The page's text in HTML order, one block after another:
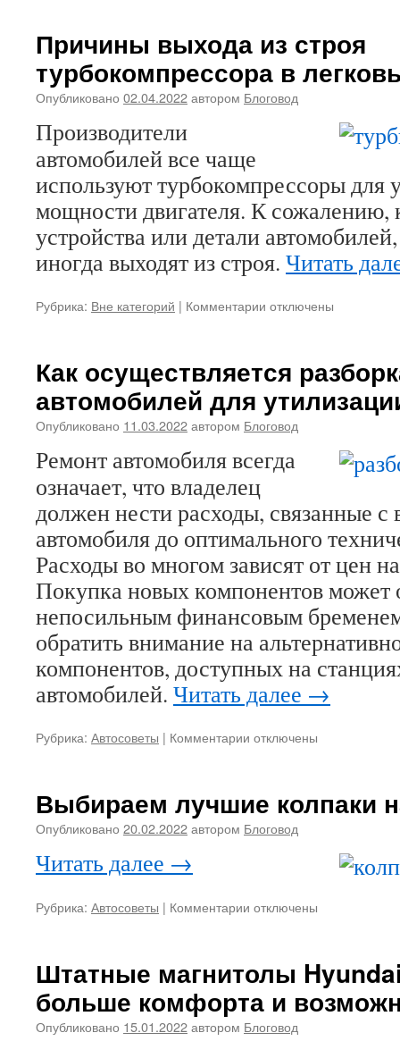
автомобиль
с
японского
рынка?
Причины выхода из строя
турбокомпрессора в
Опубликовано 02.04.2022автором Блоговод
Производители
автомобилей все чаще
используют турбокомпрессоры для
мощности двигателя. К сожалению,
устройства или детали
иногда выходят из строя. Читать
Рубрика: Вне категорий | Комментарии к
из
строя
турбокомпрессора
в
автомобилях
отключены
Как осуществляется
автомобилей для
Опубликовано 11.03.2022автором Блоговод
Ремонт автомобиля всегда
означает, что владелец
должен нести расходы, связанные с
автомобиля до оптимального
Расходы во многом зависят от цен
Покупка новых компонентов может
непосильным финансовым
обратить внимание на
компонентов, доступных на
автомобилей. Читать далее →
Рубрика: Автосоветы | Комментарии к
разборка
деталей
отключены
Выбираем лучшие колпаки
Опубликовано 20.02.2022автором Блоговод
Читать далее →
Рубрика: Автосоветы | Комментарии к
колпаки
на
колеса
отключены
Штатные магнитолы
больше комфорта и
Опубликовано 15.01.2022автором Блоговод